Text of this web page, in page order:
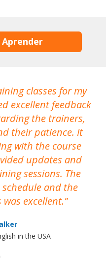
Aprender
classes for my
excellent feedback
the trainers,
their patience. It
with the course
updates and
sessions. The
schedule and the
excellent.
in the USA